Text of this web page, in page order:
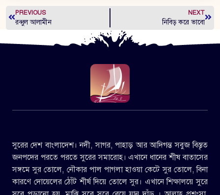
PREVIOUS
রব্বুল আলামীন
NEXT
নিবিড় করে ভাবো
সুরের দেশ বাংলাদেশ। নদী, সাগর, পাহাড় আর আদিগন্ত সবুজ বিস্তৃত
জনপদের পরতে পরতে সুরের সমারোহ। এখানে ধানের শীষ বাতাসের
সঙ্গমে সুর তোলে, নৌকার পাল পাগলা হাওয়া কেটে সুর তোলে, বিনা
কারণে দোয়েলের ঠোঁট শীর্ষ দিয়ে তোলে সুর। এখানে শিক্ষালয়ে সুরে